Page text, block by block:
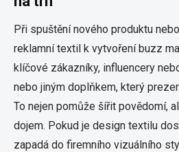
Při spuštění nového produktu
reklamní textil k vytvoření buzz
klíčové zákazníky, influencery
nebo jiným doplňkem, který
To nejen pomůže šířit povědomí,
dojem. Pokud je design textilu
zapadá do firemního vizuálního